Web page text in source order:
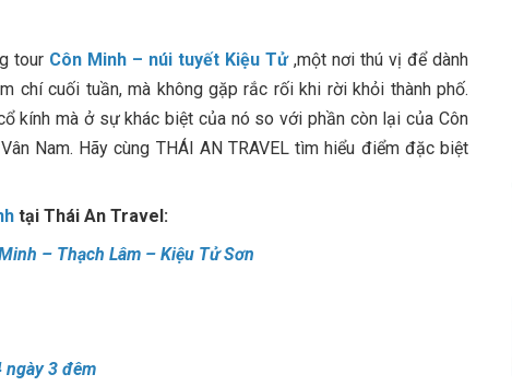
tour Côn Minh – núi tuyết Kiệu Tử,một nơi thú vị để dành
chí cuối tuần, mà không gặp rắc rối khi rời khỏi thành phố.
kính mà ở sự khác biệt của nó so với phần còn lại của Côn
Nam. Hãy cùng THÁI AN TRAVEL tìm hiểu điểm đặc biệt
tại Thái An Travel:
– Thạch Lâm – Kiệu Tử Sơn
ngày 3 đêm